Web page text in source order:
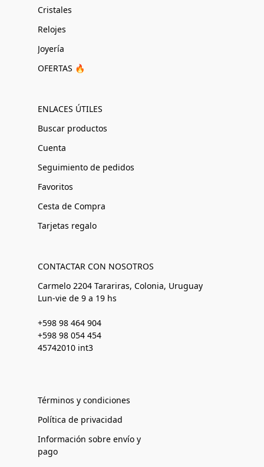
Cristales
Relojes
Joyería
OFERTAS 🔥
ENLACES ÚTILES
Buscar productos
Cuenta
Seguimiento de pedidos
Favoritos
Cesta de Compra
Tarjetas regalo
CONTACTAR CON NOSOTROS
Carmelo 2204 Tarariras, Colonia, Uruguay
Lun-vie de 9 a 19 hs
+598 98 464 904
+598 98 054 454
45742010 int3
Términos y condiciones
Política de privacidad
Información sobre envío y
pago